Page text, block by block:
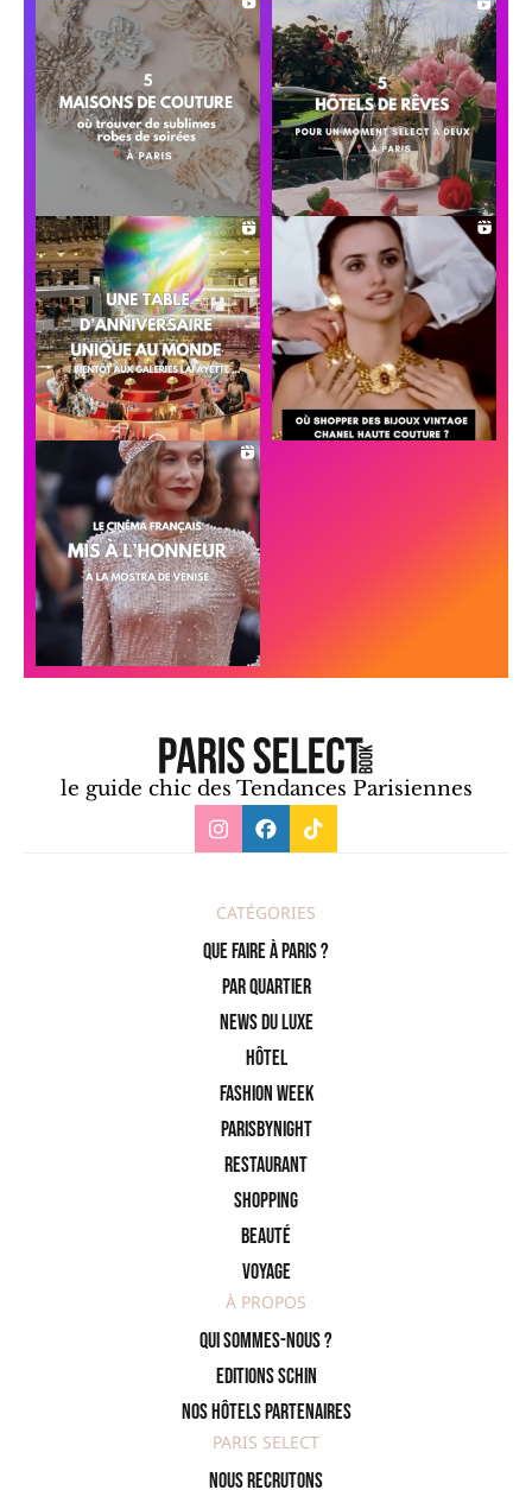
le guide chic des Tendances Parisiennes
CATÉGORIES
Que faire à Paris ?
PAR QUARTIER
News du Luxe
Hôtel
Fashion Week
ParisByNight
Restaurant
Shopping
Beauté
Voyage
À PROPOS
Qui sommes-nous ?
Editions SCHIN
Nos hôtels partenaires
PARIS SELECT
Nous recrutons